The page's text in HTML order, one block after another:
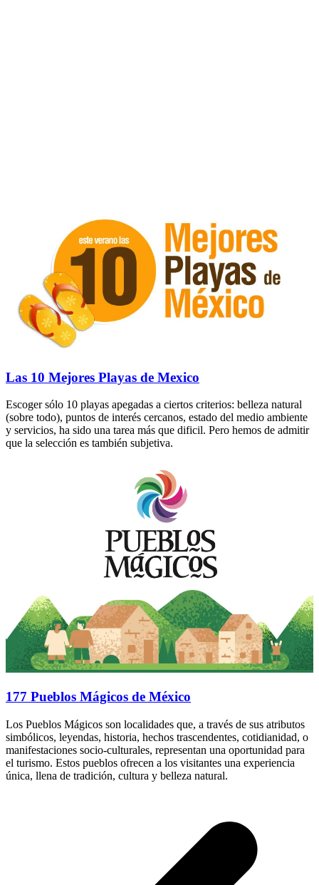
Las 10 Mejores Playas de Mexico
Escoger sólo 10 playas apegadas a ciertos criterios: belleza natural
(sobre todo), puntos de interés cercanos, estado del medio ambiente
y servicios, ha sido una tarea más que dificil. Pero hemos de admitir
que la selección es también subjetiva.
177 Pueblos Mágicos de México
Los Pueblos Mágicos son localidades que, a través de sus atributos
simbólicos, leyendas, historia, hechos trascendentes, cotidianidad, o
manifestaciones socio-culturales, representan una oportunidad para
el turismo. Estos pueblos ofrecen a los visitantes una experiencia
única, llena de tradición, cultura y belleza natural.